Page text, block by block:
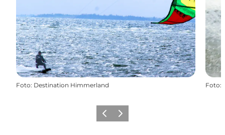
Foto: Destination Himmerland Foto:
Forrige billede
Næste billede